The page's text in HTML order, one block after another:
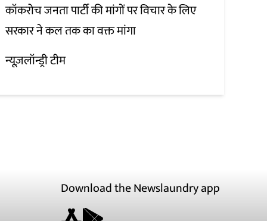
कॉकरोच जनता पार्टी की मांगों पर विचार के लिए
सरकार ने कल तक का वक्त मांगा
न्यूज़लॉन्ड्री टीम
Download the Newslaundry app